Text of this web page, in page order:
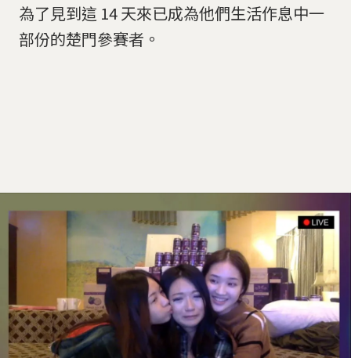
為了見到這 14 天來已成為他們生活作息中一
部份的楚門參賽者。